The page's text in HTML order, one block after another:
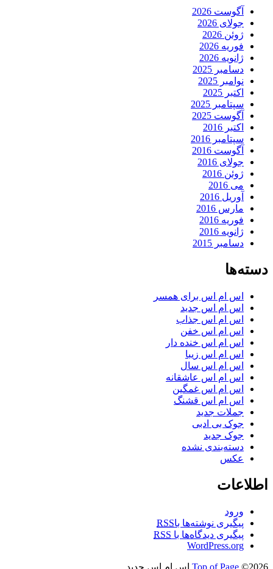
آگوست 2026
جولای 2026
ژوئن 2026
فوریه 2026
ژانویه 2026
دسامبر 2025
نوامبر 2025
اکتبر 2025
سپتامبر 2025
آگوست 2025
اکتبر 2016
سپتامبر 2016
آگوست 2016
جولای 2016
ژوئن 2016
می 2016
آوریل 2016
مارس 2016
فوریه 2016
ژانویه 2016
دسامبر 2015
دسته‌ها
اس ام اس برای همسر
اس ام اس جدید
اس ام اس جذاب
اس ام اس خفن
اس ام اس خنده دار
اس ام اس زیبا
اس ام اس سال
اس ام اس عاشقانه
اس ام اس غمگین
اس ام اس قشنگ
جملات جدید
جوک بی ادبی
جوک جدید
دسته‌بندی نشده
عکس
اطلاعات
ورود
پیگیری نوشته‌ها باRSS
پیگیری دیدگاه‌ها با RSS
WordPress.org
Top of Page ©2026 اس ام اس جدید